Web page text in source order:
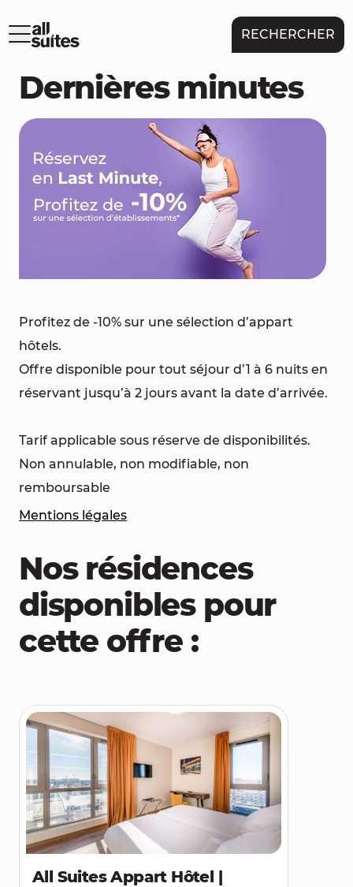
RECHERCHER
Dernières minutes
Profitez de -10% sur une sélection d’appart
hôtels.
Offre disponible pour tout séjour d’1 à 6 nuits en
réservant jusqu’à 2 jours avant la date d’arrivée.
Tarif applicable sous réserve de disponibilités.
Non annulable, non modifiable, non
remboursable
Mentions légales
Nos résidences
disponibles pour
cette offre :
All Suites Appart Hôtel |